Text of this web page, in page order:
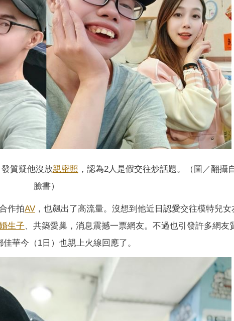
發質疑他沒放親密照 ，認為2人是假交往炒話題。（圖／翻攝
臉書）
作拍AV ，也飆出了高流量。沒想到他近日認愛交往模特兒女
生子、共築愛巢，消息震撼一票網友。不過也引發許多網友
華今（1日）也親上火線回應了。